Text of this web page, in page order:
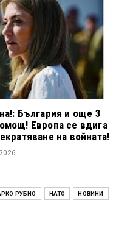
България и още 3
Европа се вдига
на войната!
РУБИО НАТО НОВИНИ